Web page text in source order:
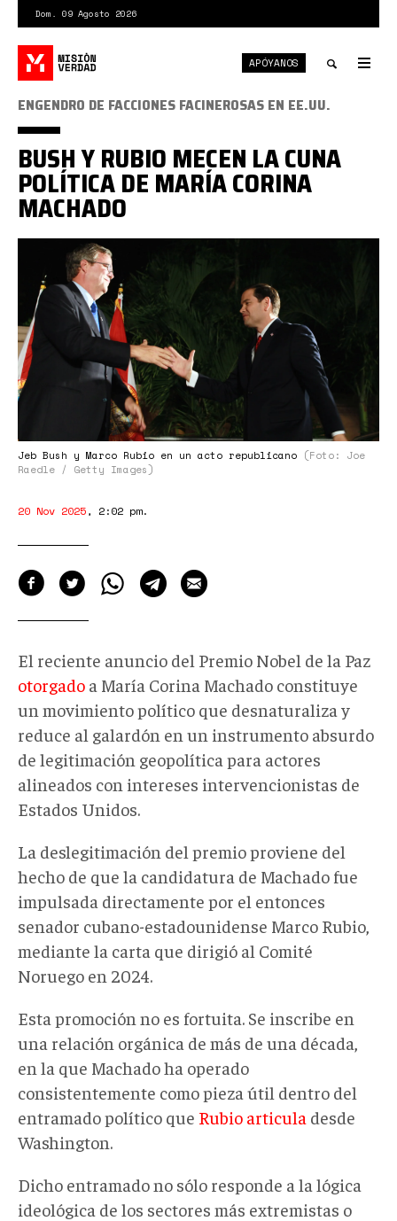
contenido
principal
Dom. 09 Agosto 2026
APÓYANOS
bush
rubio
Jeb Bush y Marco Rubio en un acto republicano (Foto: Joe
Raedle / Getty Images)
ENGENDRO DE FACCIONES FACINEROSAS EN EE.UU.
BUSH Y RUBIO MECEN LA CUNA
POLÍTICA DE MARÍA CORINA
MACHADO
20 Nov 2025, 2:02 pm.
El reciente anuncio del Premio Nobel de la Paz
otorgado a María Corina Machado constituye
un movimiento político que desnaturaliza y
reduce al galardón en un instrumento absurdo
de legitimación geopolítica para actores
alineados con intereses intervencionistas de
Estados Unidos.
La deslegitimación del premio proviene del
hecho de que la candidatura de Machado fue
impulsada directamente por el entonces
senador cubano-estadounidense Marco Rubio,
mediante la carta que dirigió al Comité
Noruego en 2024.
Esta promoción no es fortuita. Se inscribe en
una relación orgánica de más de una década,
en la que Machado ha operado
consistentemente como pieza útil dentro del
entramado político que Rubio articula desde
Washington.
Dicho entramado no sólo responde a la lógica
ideológica de los sectores más extremistas o